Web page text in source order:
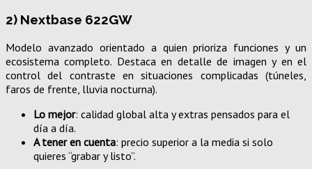
2) Nextbase 622GW
Modelo avanzado orientado a quien prioriza funciones y un
ecosistema completo. Destaca en detalle de imagen y en el
control del contraste en situaciones complicadas (túneles,
faros de frente, lluvia nocturna).
Lo mejor: calidad global alta y extras pensados para el
día a día.
A tener en cuenta: precio superior a la media si solo
quieres “grabar y listo”.